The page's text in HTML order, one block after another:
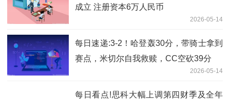
成立 注册资本6万人民币
2026-05-14
每日速递:3-2！哈登轰30分，带骑士拿到
赛点，米切尔自我救赎，CC空砍39分
2026-05-14
每日看点!思科大幅上调第四财季及全年